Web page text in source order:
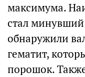
максимума.
стал
обнаружили
гематит,
порошок.